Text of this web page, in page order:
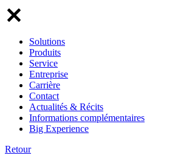
Solutions
Produits
Service
Entreprise
Carrière
Contact
Actualités & Récits
Informations complémentaires
Big Experience
Retour